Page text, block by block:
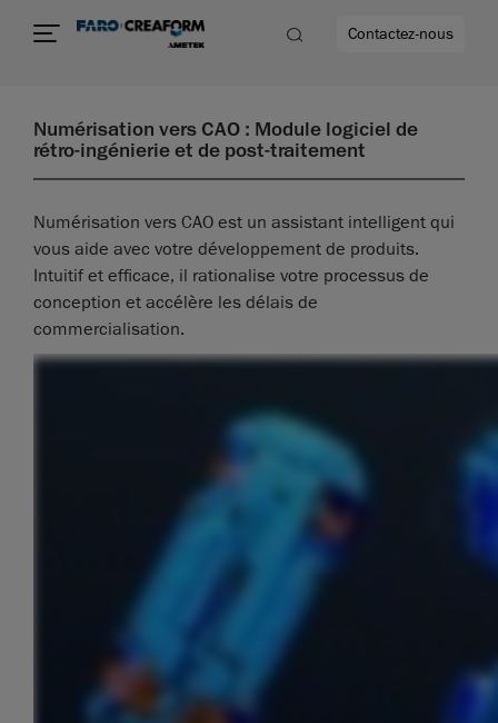
Contactez-nous
Numérisation vers CAO : Module logiciel de
rétro-ingénierie et de post-traitement
Numérisation vers CAO est un assistant intelligent qui
vous aide avec votre développement de produits.
Intuitif et efficace, il rationalise votre processus de
conception et accélère les délais de
commercialisation.